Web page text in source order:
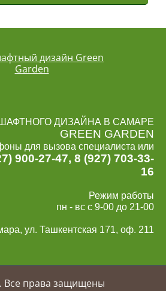
ДИЗАЙНА В САМАРЕ
GREEN GARDEN
для вызова специалиста или
900-27-47, 8 (927) 703-33-
16
Режим работы
пн - вс с 9-00 до 21-00
ул. Ташкентская 171, оф. 211
Все права защищены